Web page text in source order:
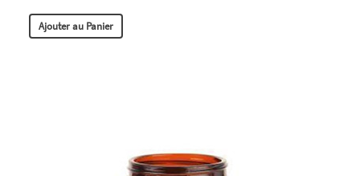
Ajouter au Panier